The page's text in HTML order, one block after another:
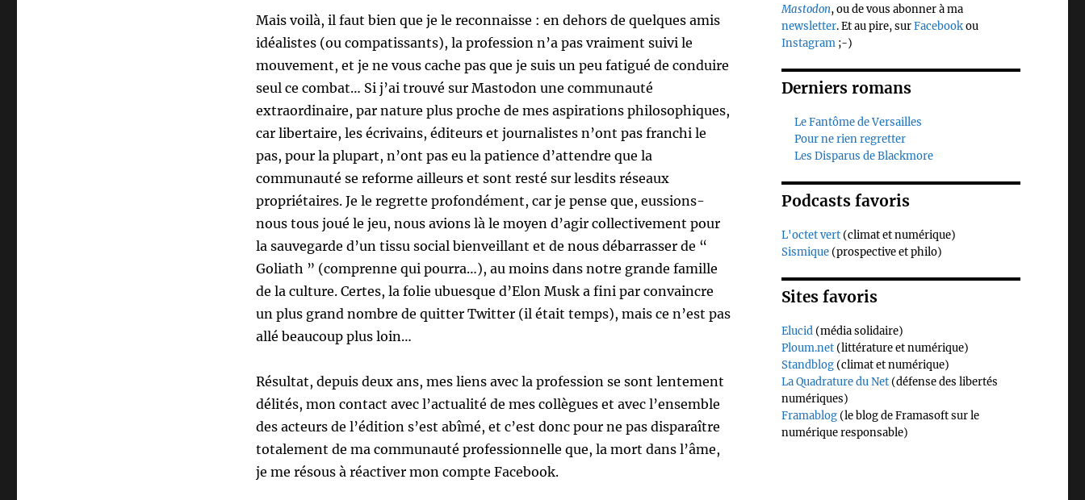
Mais voilà, il faut bien que je le reconnaisse : en dehors de quelques amis
idéalistes (ou compatissants), la profession n’a pas vraiment suivi le
mouvement, et je ne vous cache pas que je suis un peu fatigué de conduire
seul ce combat… Si j’ai trouvé sur Mastodon une communauté
extraordinaire, par nature plus proche de mes aspirations philosophiques,
car libertaire, les écrivains, éditeurs et journalistes n’ont pas franchi le
pas, pour la plupart, n’ont pas eu la patience d’attendre que la
communauté se reforme ailleurs et sont resté sur lesdits réseaux
propriétaires. Je le regrette profondément, car je pense que, eussions-
nous tous joué le jeu, nous avions là le moyen d’agir collectivement pour
la sauvegarde d’un tissu social bienveillant et de nous débarrasser de “
Goliath ” (comprenne qui pourra…), au moins dans notre grande famille
de la culture. Certes, la folie ubuesque d’Elon Musk a fini par convaincre
un plus grand nombre de quitter Twitter (il était temps), mais ce n’est pas
allé beaucoup plus loin…
Résultat, depuis deux ans, mes liens avec la profession se sont lentement
délités, mon contact avec l’actualité de mes collègues et avec l’ensemble
des acteurs de l’édition s’est abîmé, et c’est donc pour ne pas disparaître
totalement de ma communauté professionnelle que, la mort dans l’âme,
je me résous à réactiver mon compte Facebook.
Mastodon, ou de vous abonner à ma
newsletter. Et au pire, surFacebookou
Instagram ;-)
Derniers romans
Le Fantôme de Versailles
Pour ne rien regretter
Les Disparus de Blackmore
Podcasts favoris
L'octet vert(climat et numérique)
Sismique(prospective et philo)
Sites favoris
Elucid(média solidaire)
Ploum.net(littérature et numérique)
Standblog(climat et numérique)
La Quadrature du Net(défense des libertés
numériques)
Framablog(le blog de Framasoft sur le
numérique responsable)